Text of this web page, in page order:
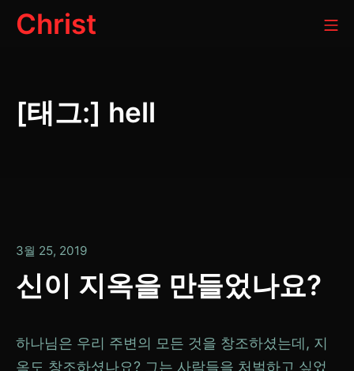
Christ
[태그:] hell
3월 25, 2019
13,
신이 지옥을 만들었나요?
하나님은 우리 주변의 모든 것을 창조하셨는데, 지
옥도 창조하셨나요? 그는 사람들을 처벌하고 싶었